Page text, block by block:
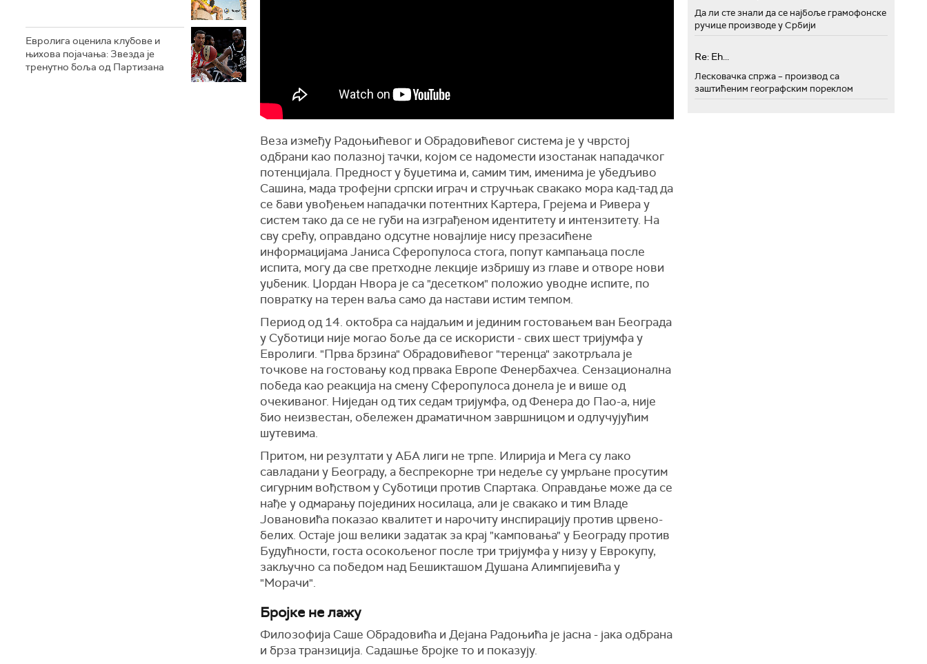
Евролига оценила клубове и
њихова појачања: Звезда је
тренутно боља од Партизана
Веза између Радоњићевог и Обрадовићевог система је у чврстој
одбрани као полазној тачки, којом се надомести изостанак нападачког
потенцијала. Предност у буџетима и, самим тим, именима је убедљиво
Сашина, мада трофејни српски играч и стручњак свакако мора кад-тад да
се бави увођењем нападачки потентних Картера, Грејема и Ривера у
систем тако да се не губи на изграђеном идентитету и интензитету. На
сву срећу, оправдано одсутне новајлије нису презасићене
информацијама Јаниса Сферопулоса стога, попут кампањаца после
испита, могу да све претходне лекције избришу из главе и отворе нови
уџбеник. Џордан Нвора је са "десетком" положио уводне испите, по
повратку на терен ваља само да настави истим темпом.
Период од 14. октобра са најдаљим и јединим гостовањем ван Београда
у Суботици није могао боље да се искористи - свих шест тријумфа у
Евролиги. "Прва брзина" Обрадовићевог "теренца" закотрљала је
точкове на гостовању код првака Европе Фенербахчеа. Сензационална
победа као реакција на смену Сферопулоса донела је и више од
очекиваног. Ниједан од тих седам тријумфа, од Фенера до Пао-а, није
био неизвестан, обележен драматичном завршницом и одлучујућим
шутевима.
Притом, ни резултати у АБА лиги не трпе. Илирија и Мега су лако
савладани у Београду, а беспрекорне три недеље су умрљане просутим
сигурним вођством у Суботици против Спартака. Оправдање може да се
нађе у одмарању појединих носилаца, али је свакако и тим Владе
Јовановића показао квалитет и нарочиту инспирацију против црвено-
белих. Остаје још велики задатак за крај "камповања" у Београду против
Будућности, госта осокољеног после три тријумфа у низу у Еврокупу,
закључно са победом над Бешикташом Душана Алимпијевића у
"Морачи".
Бројке не лажу
Филозофија Саше Обрадовића и Дејана Радоњића је јасна - јака одбрана
и брза транзиција. Садашње бројке то и показују.
Да ли сте знали да се најбоље грамофонске
ручице производе у Србији
Re: Eh...
Лесковачка спржа – производ са
заштићеним географским пореклом